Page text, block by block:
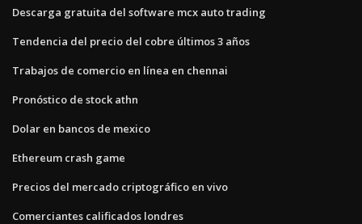
Descarga gratuita del software mcx auto trading
Tendencia del precio del cobre últimos 3 años
Trabajos de comercio en línea en chennai
Pronóstico de stock athn
Dolar en bancos de mexico
Ethereum crash game
Precios del mercado criptográfico en vivo
Comerciantes calificados londres